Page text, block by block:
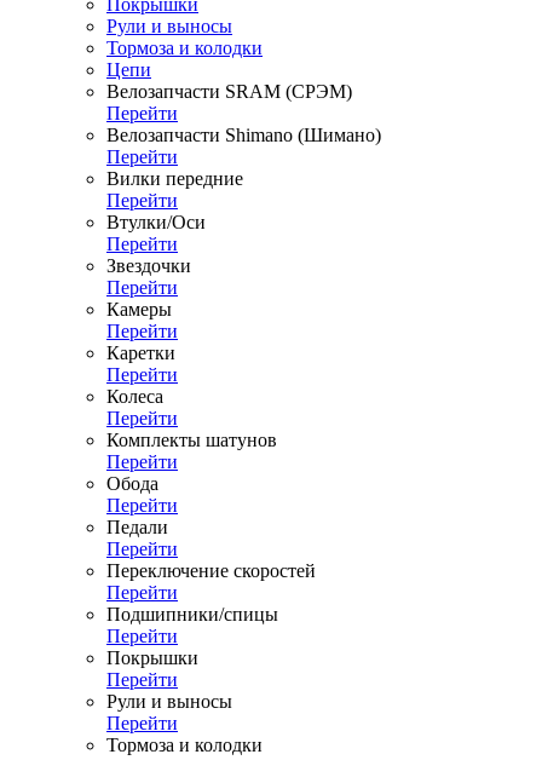
Покрышки
Рули и выносы
Тормоза и колодки
Цепи
Велозапчасти SRAM (СРЭМ)
Перейти
Велозапчасти Shimano (Шимано)
Перейти
Вилки передние
Перейти
Втулки/Оси
Перейти
Звездочки
Перейти
Камеры
Перейти
Каретки
Перейти
Колеса
Перейти
Комплекты шатунов
Перейти
Обода
Перейти
Педали
Перейти
Переключение скоростей
Перейти
Подшипники/спицы
Перейти
Покрышки
Перейти
Рули и выносы
Перейти
Тормоза и колодки